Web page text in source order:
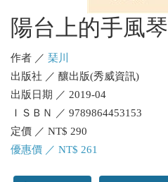
陽台上的手風琴
作者 ／ 琹川
出版社 ／ 釀出版(秀威資訊)
出版日期 ／ 2019-04
ＩＳＢＮ ／ 9789864453153
定價 ／ NT$ 290
優惠價 ／ NT$ 261